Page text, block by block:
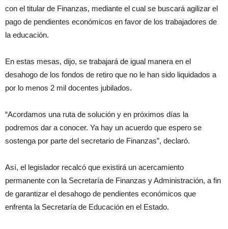
con el titular de Finanzas, mediante el cual se buscará agilizar el
pago de pendientes económicos en favor de los trabajadores de
la educación.
En estas mesas, dijo, se trabajará de igual manera en el
desahogo de los fondos de retiro que no le han sido liquidados a
por lo menos 2 mil docentes jubilados.
“Acordamos una ruta de solución y en próximos días la
podremos dar a conocer. Ya hay un acuerdo que espero se
sostenga por parte del secretario de Finanzas”, declaró.
Así, el legislador recalcó que existirá un acercamiento
permanente con la Secretaría de Finanzas y Administración, a fin
de garantizar el desahogo de pendientes económicos que
enfrenta la Secretaría de Educación en el Estado.